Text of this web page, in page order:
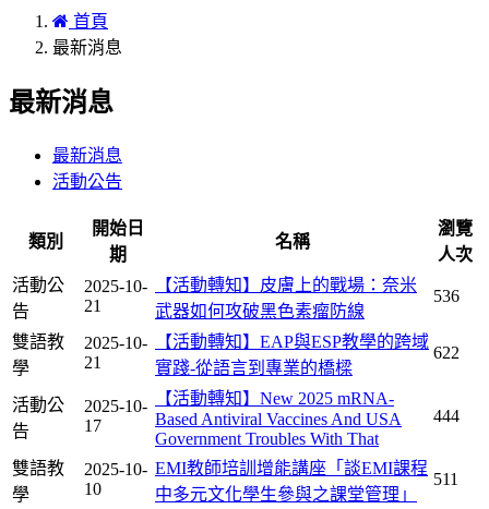
首頁
最新消息
最新消息
最新消息
活動公告
類別
開始日
期
名稱
瀏覽
人次
活動公
告
2025-10-
21
【活動轉知】皮膚上的戰場：奈米
武器如何攻破黑色素瘤防線
536
雙語教
學
2025-10-
21
【活動轉知】EAP與ESP教學的跨域
實踐-從語言到專業的橋樑
622
活動公
告
2025-10-
17
【活動轉知】New 2025 mRNA-
Based Antiviral Vaccines And USA
Government Troubles With That
444
雙語教
學
2025-10-
10
EMI教師培訓增能講座「談EMI課程
中多元文化學生參與之課堂管理」
511